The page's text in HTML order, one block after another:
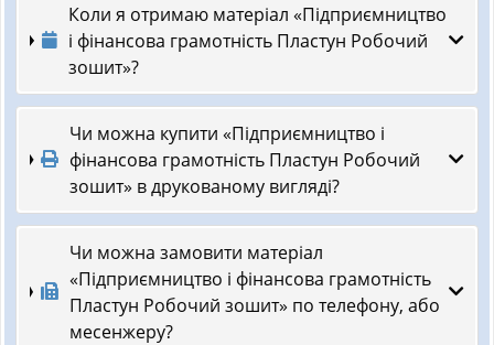
Коли я отримаю матеріал «Підприємництво
і фінансова грамотність Пластун Робочий
зошит»?
Чи можна купити «Підприємництво і
фінансова грамотність Пластун Робочий
зошит» в друкованому вигляді?
Чи можна замовити матеріал
«Підприємництво і фінансова грамотність
Пластун Робочий зошит» по телефону, або
месенжеру?